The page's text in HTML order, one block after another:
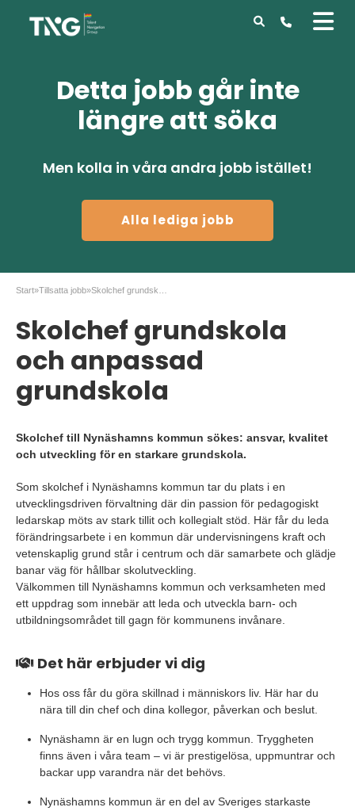
Detta jobb går inte
längre att söka
Men kolla in våra andra jobb istället!
Alla lediga jobb
Start»Tillsatta jobb»
Skolchef grundskola
och anpassad
grundskola
Skolchef till Nynäshamns kommun sökes: ansvar, kvalitet
och utveckling för en starkare grundskola.
Som skolchef i Nynäshamns kommun tar du plats i en
utvecklingsdriven förvaltning där din passion för pedagogiskt
ledarskap möts av stark tillit och kollegialt stöd. Här får du leda
förändringsarbete i en kommun där undervisningens kraft och
vetenskaplig grund står i centrum och där samarbete och glädje
banar väg för hållbar skolutveckling.
Välkommen till Nynäshamns kommun och verksamheten med
ett uppdrag som innebär att leda och utveckla barn- och
utbildningsområdet till gagn för kommunens invånare.
Det här erbjuder vi dig
Hos oss får du göra skillnad i människors liv. Här har du
nära till din chef och dina kollegor, påverkan och beslut.
Nynäshamn är en lugn och trygg kommun. Tryggheten
finns även i våra team – vi är prestigelösa, uppmuntrar och
backar upp varandra när det behövs.
Nynäshamns kommun är en del av Sveriges starkaste